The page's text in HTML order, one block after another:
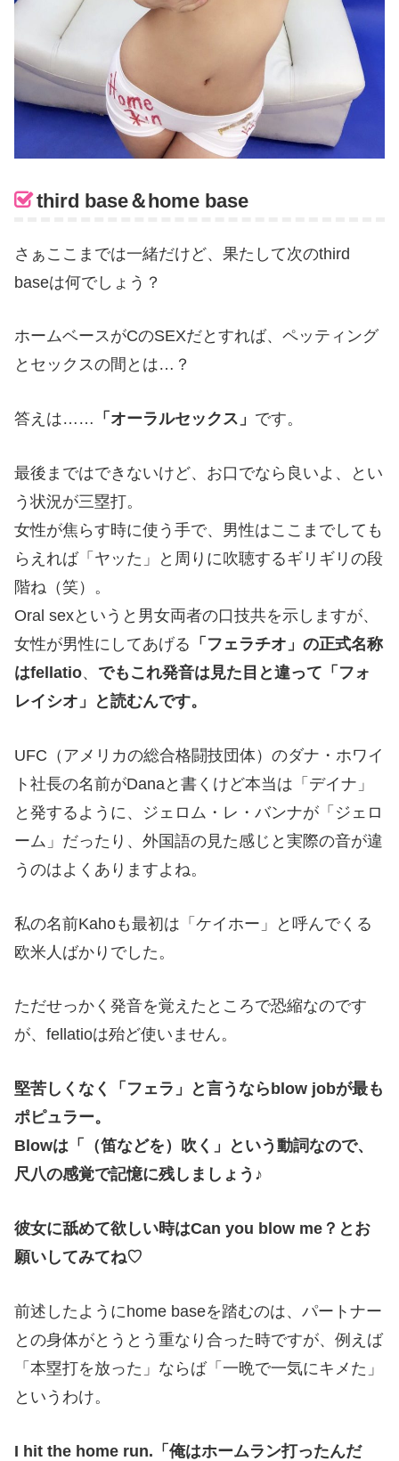
third base＆home base
さぁここまでは一緒だけど、果たして次のthird
baseは何でしょう？
ホームベースがCのSEXだとすれば、ペッティング
とセックスの間とは… ？
答えは…… 「オーラルセックス」 です。
最後まではできないけど、お口でなら良いよ、とい
う状況が三塁打。
女性が焦らす時に使う手で、男性はここまでしても
らえれば「ヤッた」と周りに吹聴するギリギリの段
階ね（笑）。
Oral sexというと男女両者の口技共を示しますが、
女性が男性にしてあげる 「フェラチオ」の正式名称
はfellatio、 でもこれ発音は見た目と違って「フォ
レイシオ」と読むんです。
UFC（アメリカの総合格闘技団体） のダナ・ホワイ
ト社長の名前がDana と書くけど本当は「デイナ」
と発するように、ジェロム・レ・バンナが「ジェロ
ーム」だったり、外国語の見た感じと実際の音が違
うのはよくありますよね。
私の名前Kahoも最初は「ケイホー」と呼んでくる
欧米人ばかりでした。
ただせっかく発音を覚えたところで恐縮なのです
が、 fellatioは殆ど使いません。
堅苦しくなく「フェラ」と言うなら blow jobが最も
ポピュラー。
Blowは「（笛などを）吹く」という動詞なので、
尺八の感覚で記憶に残しましょう♪
彼女に舐めて欲しい時はCan you blow me ？とお
願いしてみてね♡
前述したようにhome baseを踏むのは、パートナー
との身体がとうとう重なり合った時ですが、例えば
「本塁打を放った」ならば「一晩で一気にキメた」
というわけ。
I hit the home run. 「俺はホームラン打ったんだ